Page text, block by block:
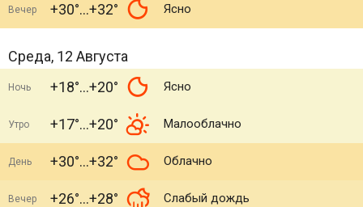
Вечер +30° +32° Ясно
Среда, 12 Августа
Ночь +18° +20° Ясно
Утро +17° +20° Малооблачно
День +30° +32° Облачно
Вечер +26° +28° Слабый дождь